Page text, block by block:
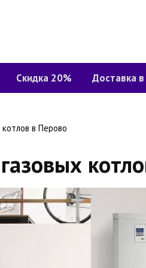
Скидка 20% Доставка в
в Перово